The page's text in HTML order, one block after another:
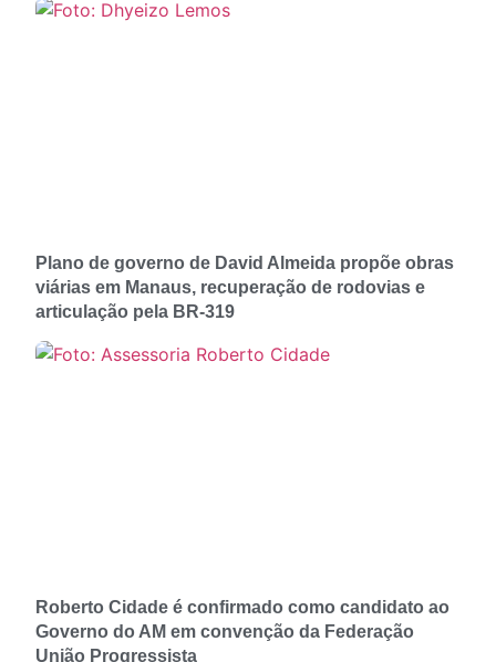
Plano de governo de David Almeida propõe obras
viárias em Manaus, recuperação de rodovias e
articulação pela BR-319
Roberto Cidade é confirmado como candidato ao
Governo do AM em convenção da Federação
União Progressista